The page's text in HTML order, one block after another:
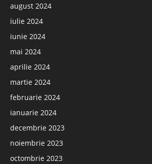
august 2024
iulie 2024
iunie 2024
mai 2024
aprilie 2024
martie 2024
februarie 2024
ianuarie 2024
decembrie 2023
noiembrie 2023
octombrie 2023